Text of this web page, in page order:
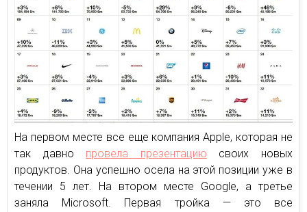
На первом месте все еще компания Apple, которая не
так давно провела презентацию своих новых
продуктов. Она успешно осела на этой позиции уже в
течении 5 лет. На втором месте Google, а третье
заняла Microsoft. Первая тройка — это все